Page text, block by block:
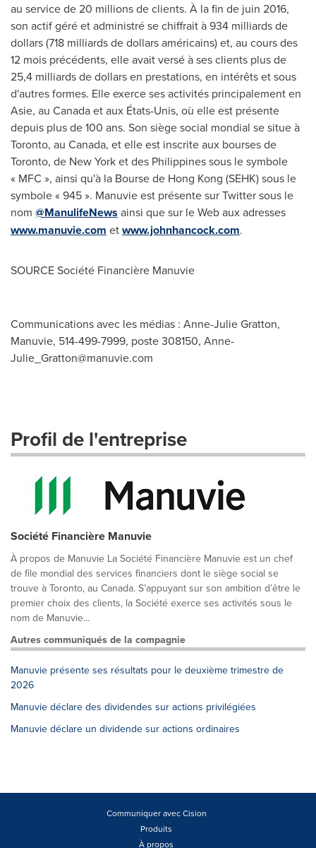
au service de 20 millions de clients. À la fin de juin 2016,
son actif géré et administré se chiffrait à 934 milliards de
dollars (718 milliards de dollars américains) et, au cours des
12 mois précédents, elle avait versé à ses clients plus de
25,4 milliards de dollars en prestations, en intérêts et sous
d'autres formes. Elle exerce ses activités principalement en
Asie, au Canadaet aux États-Unis, où elle est présente
depuis plus de 100 ans. Son siège social mondial se situe à
Toronto, au Canada, et elle est inscrite aux bourses de
Toronto, de New Yorket des Philippinessous le symbole
« MFC », ainsi qu'à la Bourse de Hong Kong (SEHK) sous le
symbole « 945 ». Manuvie est présente sur Twitter sous le
nom @ManulifeNews ainsi que sur le Web aux adresses
www.manuvie.com etwww.johnhancock.com.
SOURCE Société Financière Manuvie
Communications avec les médias : Anne-Julie Gratton,
Manuvie, 514-499-7999, poste 308150, Anne-
Julie_Gratton@manuvie.com
Profil de l'entreprise
Société Financière Manuvie
À propos de Manuvie La Société Financière Manuvie est un chef
de file mondial des services financiers dont le siège social se
trouve à Toronto, au Canada. S’appuyant sur son ambition d’être le
premier choix des clients, la Société exerce ses activités sous le
nom de Manuvie...
Autres communiqués de la compagnie
Manuvie présente ses résultats pour le deuxième trimestre de
2026
Manuvie déclare des dividendes sur actions privilégiées
Manuvie déclare un dividende sur actions ordinaires
Communiquer avec Cision
Produits
À propos